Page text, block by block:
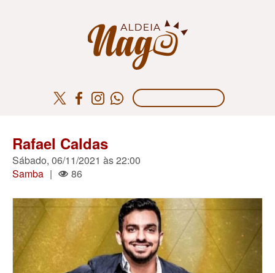
Rafael Caldas
Sábado, 06/11/2021 às 22:00
Samba | 86